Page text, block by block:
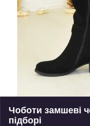
Чоботи замшеві
підборі